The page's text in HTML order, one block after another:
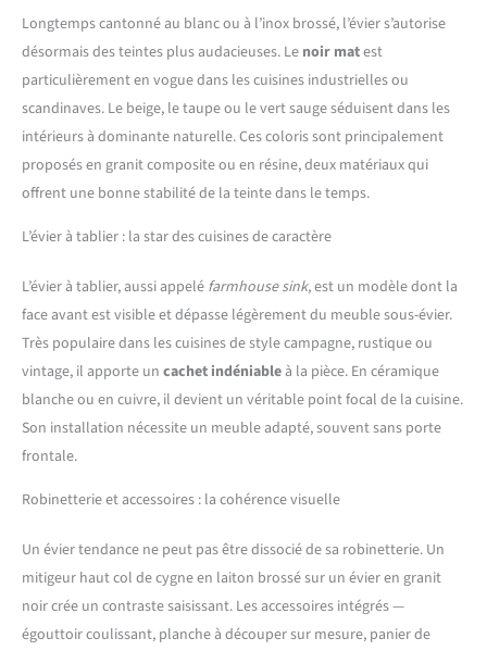
Longtemps cantonné au blanc ou à l’inox brossé, l’évier s’autorise
désormais des teintes plus audacieuses. Le noir matest
particulièrement en vogue dans les cuisines industrielles ou
scandinaves. Le beige, le taupe ou le vert sauge séduisent dans les
intérieurs à dominante naturelle. Ces coloris sont principalement
proposés en granit composite ou en résine, deux matériaux qui
offrent une bonne stabilité de la teinte dans le temps.
L’évier à tablier : la star des cuisines de caractère
L’évier à tablier, aussi appelé farmhouse sink, est un modèle dont la
face avant est visible et dépasse légèrement du meuble sous-évier.
Très populaire dans les cuisines de style campagne, rustique ou
vintage, il apporte un cachet indéniableà la pièce. En céramique
blanche ou en cuivre, il devient un véritable point focal de la cuisine.
Son installation nécessite un meuble adapté, souvent sans porte
frontale.
Robinetterie et accessoires : la cohérence visuelle
Un évier tendance ne peut pas être dissocié de sa robinetterie. Un
mitigeur haut col de cygne en laiton brossé sur un évier en granit
noir crée un contraste saisissant. Les accessoires intégrés —
égouttoir coulissant, planche à découper sur mesure, panier de